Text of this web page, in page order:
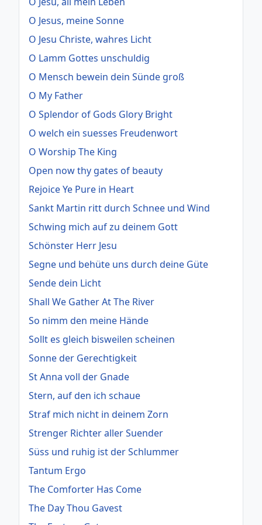
O Jesus, meine Sonne
O Jesu Christe, wahres Licht
O Lamm Gottes unschuldig
O Mensch bewein dein Sünde groß
O My Father
O Splendor of Gods Glory Bright
O welch ein suesses Freudenwort
O Worship The King
Open now thy gates of beauty
Rejoice Ye Pure in Heart
Sankt Martin ritt durch Schnee und Wind
Schwing mich auf zu deinem Gott
Schönster Herr Jesu
Segne und behüte uns durch deine Güte
Sende dein Licht
Shall We Gather At The River
So nimm den meine Hände
Sollt es gleich bisweilen scheinen
Sonne der Gerechtigkeit
St Anna voll der Gnade
Stern, auf den ich schaue
Straf mich nicht in deinem Zorn
Strenger Richter aller Suender
Süss und ruhig ist der Schlummer
Tantum Ergo
The Comforter Has Come
The Day Thou Gavest